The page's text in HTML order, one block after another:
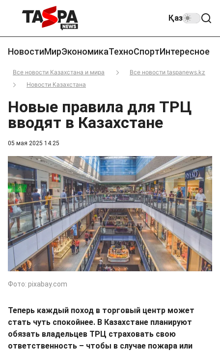
Қаз
НовостиМирЭкономикаТехноСпортИнтересное
Все новости Казахстана и мира
Все новости taspanews.kz
Новости Казахстана
05 мая 2025 14:25
Новые правила для ТРЦ
вводят в Казахстане
Фото: pixabay.com
Теперь каждый поход в торговый центр может
стать чуть спокойнее. В Казахстане планируют
обязать владельцев ТРЦ страховать свою
ответственность – чтобы в случае пожара или